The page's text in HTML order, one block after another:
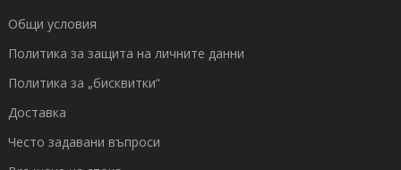
Общи условия
Политика за защита на личните данни
Политика за „бисквитки“
Доставка
Често задавани въпроси